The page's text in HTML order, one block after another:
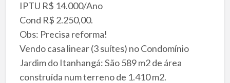
IPTU R$ 14.000/Ano
Cond R$ 2.250,00.
Obs: Precisa reforma!
Vendo casa linear (3 suítes) no Condomínio
Jardim do Itanhangá: São 589 m2 de área
construída num terreno de 1.410 m2.